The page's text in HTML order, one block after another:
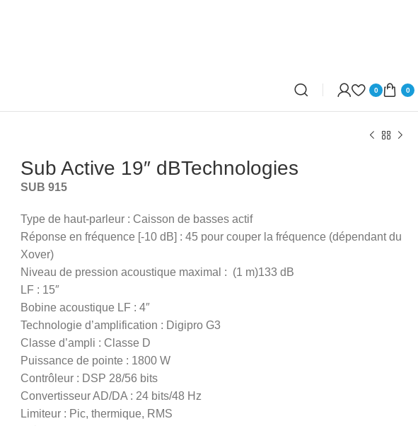
0 0
Sub Active 19″ dBTechnologies
SUB 915
Type de haut-parleur : Caisson de basses actif
Réponse en fréquence [-10 dB] : 45 pour couper la fréquence (dépendant du
Xover)
Niveau de pression acoustique maximal : (1 m)133 dB
LF : 15″
Bobine acoustique LF : 4″
Technologie d’amplification : Digipro G3
Classe d’ampli : Classe D
Puissance de pointe : 1800 W
Contrôleur : DSP 28/56 bits
Convertisseur AD/DA : 24 bits/48 Hz
Limiteur : Pic, thermique, RMS